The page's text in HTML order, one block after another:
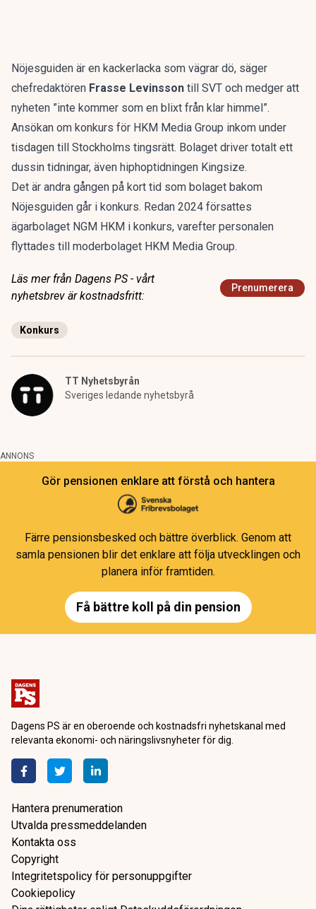
Nöjesguiden är en kackerlacka som vägrar dö, säger
chefredaktören Frasse Levinsson till SVT och medger att
nyheten ”inte kommer som en blixt från klar himmel”.
Ansökan om konkurs för HKM Media Group inkom under
tisdagen till Stockholms tingsrätt. Bolaget driver totalt ett
dussin tidningar, även hiphoptidningen Kingsize.
Det är andra gången på kort tid som bolaget bakom
Nöjesguiden går i konkurs. Redan 2024 försattes
ägarbolaget NGM HKM i konkurs, varefter personalen
flyttades till moderbolaget HKM Media Group.
Läs mer från Dagens PS - vårt
nyhetsbrev är kostnadsfritt:
Prenumerera
Konkurs
TT Nyhetsbyrån
Sveriges ledande nyhetsbyrå
ANNONS
Gör pensionen enklare att förstå och hantera
Färre pensionsbesked och bättre överblick. Genom att
samla pensionen blir det enklare att följa utvecklingen och
planera inför framtiden.
Få bättre koll på din pension
Dagens PS är en oberoende och kostnadsfri nyhetskanal med
relevanta ekonomi- och näringslivsnyheter för dig.
Hantera prenumeration
Utvalda pressmeddelanden
Kontakta oss
Copyright
Integritetspolicy för personuppgifter
Cookiepolicy